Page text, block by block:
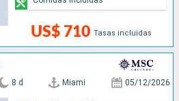
US$ 710 Tasas incluidas
8 d Miami 05/12/2026